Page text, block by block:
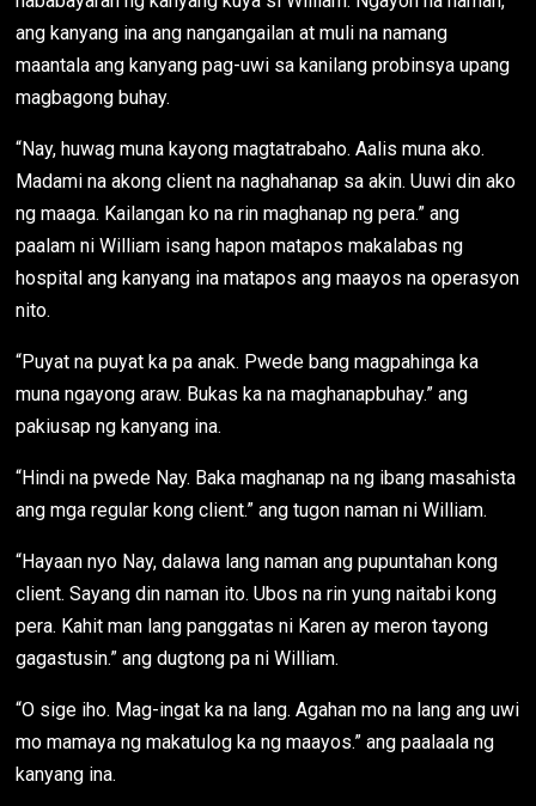
ang kanyang ina ang nangangailan at muli na namang
maantala ang kanyang pag-uwi sa kanilang probinsya upang
magbagong buhay.
“Nay, huwag muna kayong magtatrabaho. Aalis muna ako.
Madami na akong client na naghahanap sa akin. Uuwi din ako
ng maaga. Kailangan ko na rin maghanap ng pera.” ang
paalam ni William isang hapon matapos makalabas ng
hospital ang kanyang ina matapos ang maayos na operasyon
nito.
“Puyat na puyat ka pa anak. Pwede bang magpahinga ka
muna ngayong araw. Bukas ka na maghanapbuhay.” ang
pakiusap ng kanyang ina.
“Hindi na pwede Nay. Baka maghanap na ng ibang masahista
ang mga regular kong client.” ang tugon naman ni William.
“Hayaan nyo Nay, dalawa lang naman ang pupuntahan kong
client. Sayang din naman ito. Ubos na rin yung naitabi kong
pera. Kahit man lang panggatas ni Karen ay meron tayong
gagastusin.” ang dugtong pa ni William.
“O sige iho. Mag-ingat ka na lang. Agahan mo na lang ang uwi
mo mamaya ng makatulog ka ng maayos.” ang paalaala ng
kanyang ina.